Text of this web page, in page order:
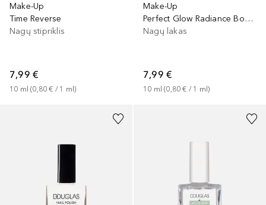
Make-Up
Time Reverse
Nagų stipriklis
7,99 €
10 ml (0,80 € / 1 ml)
Make-Up
Perfect Glow Radiance Booster & Nourishing Nail Polish
Nagų lakas
7,99 €
10 ml (0,80 € / 1 ml)
+7